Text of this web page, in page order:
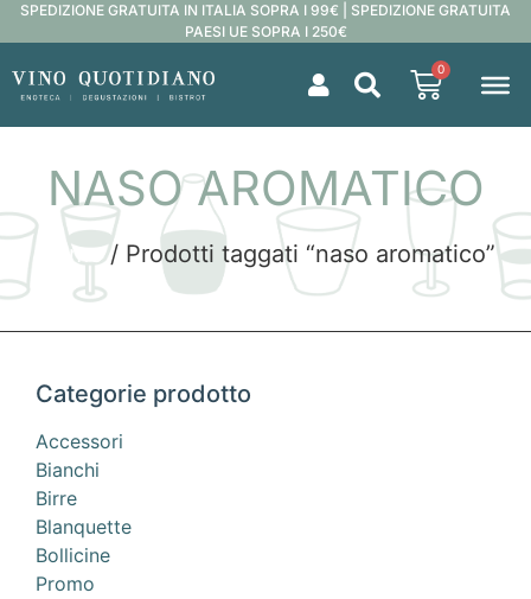
SPEDIZIONE GRATUITA IN ITALIA SOPRA I 99€ | SPEDIZIONE GRATUITA
PAESI UE SOPRA I 250€
0
NASO AROMATICO
Home/ Prodotti taggati “naso aromatico”
Categorie prodotto
Accessori
Bianchi
Birre
Blanquette
Bollicine
Promo